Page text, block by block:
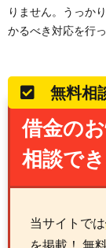
りません。うっか
かるべき対応を行
無料相
借金の
相談で
当サイトでは
を掲載！ 無